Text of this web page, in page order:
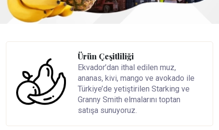
Ürün Çeşitliliği
Ekvador’dan ithal edilen muz,
ananas, kivi, mango ve avokado ile
Türkiye’de yetiştirilen Starking ve
Granny Smith elmalarını toptan
satışa sunuyoruz.